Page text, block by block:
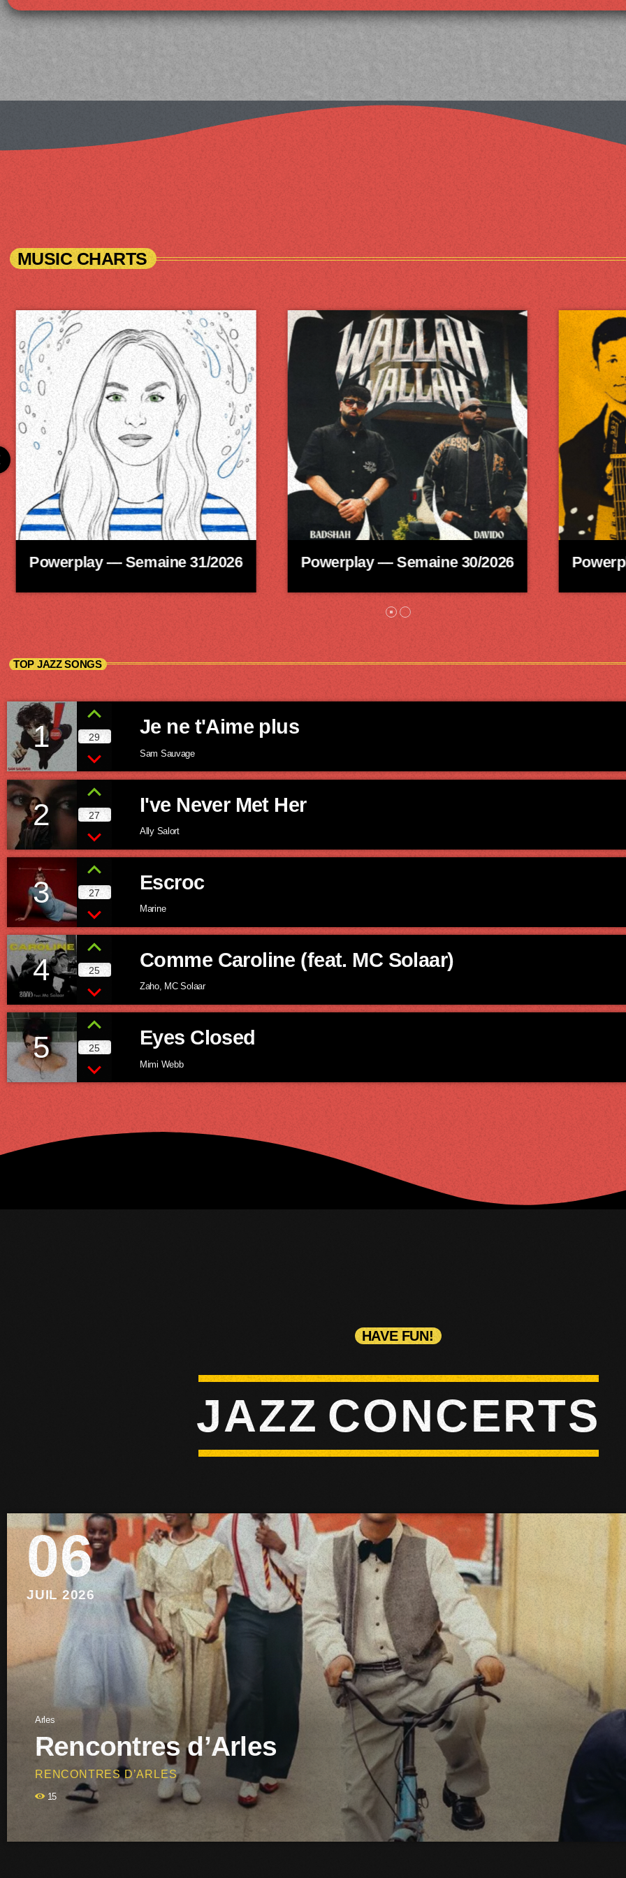
MUSIC CHARTS
Powerplay — Semaine 31/2026 Powerplay — Semaine 30/2026
TOP JAZZ SONGS
1 29 Je ne t'Aime plus
Sam Sauvage
2 27 I've Never Met Her
Ally Salort
3 27 Escroc
Marine
4 25 Comme Caroline (feat. MC Solaar)
Zaho, MC Solaar
5 25 Eyes Closed
Mimi Webb
HAVE FUN!
JAZZ CONCERTS
06
JUIL 2026
Arles
Rencontres d’Arles
RENCONTRES D’ARLES
Les Rencontres d’Arles 2026 ouvrent une nouvelle saison sous le signe des mondes en images. Cette 57e édition explore des récits
notamment l’Afrique et la Méditerranée, entre archives, grandes expositions monographiques, scènes émergentes et regards sur le
devient une ville à parcourir autrement, entre photographie, mémoire, identités, représentations et images qui racontent notre époque.
15